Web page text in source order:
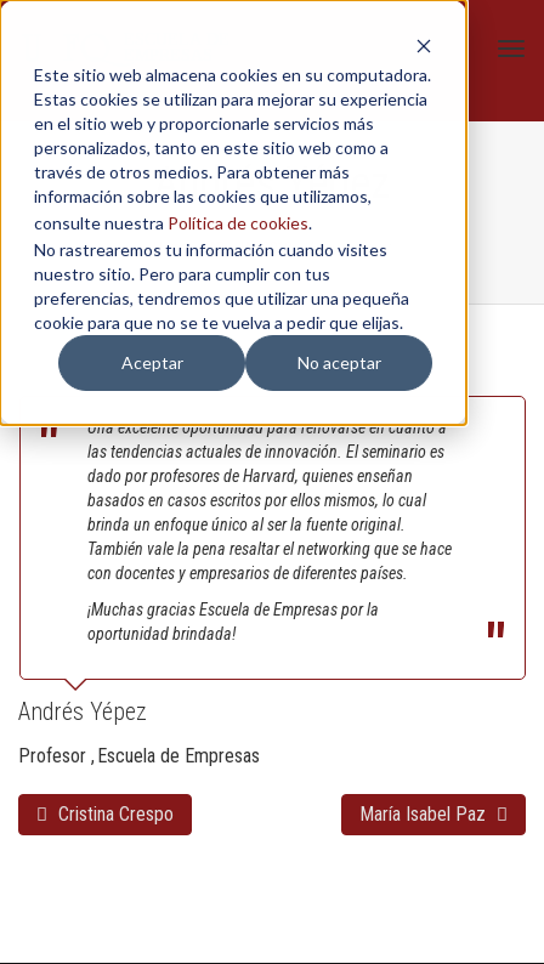
Este sitio web almacena cookies en su computadora.
Estas cookies se utilizan para mejorar su experiencia
en el sitio web y proporcionarle servicios más
personalizados, tanto en este sitio web como a
través de otros medios. Para obtener más
información sobre las cookies que utilizamos,
consulte nuestra Política de cookies.
No rastrearemos tu información cuando visites
nuestro sitio. Pero para cumplir con tus
preferencias, tendremos que utilizar una pequeña
cookie para que no se te vuelva a pedir que elijas.
Aceptar
No aceptar
Andrés Yépez
Home / IAP / IAP 2018 / Andrés Yépez
Una excelente oportunidad para renovarse en cuanto a
las tendencias actuales de innovación. El seminario es
dado por profesores de Harvard, quienes enseñan
basados en casos escritos por ellos mismos, lo cual
brinda un enfoque único al ser la fuente original.
También vale la pena resaltar el networking que se hace
con docentes y empresarios de diferentes países.
¡Muchas gracias Escuela de Empresas por la
oportunidad brindada!
Andrés Yépez
Profesor Escuela de Empresas
Cristina Crespo María Isabel Paz